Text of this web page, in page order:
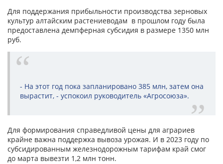
Для поддержания прибыльности производства зерновых
культур алтайским растениеводам в прошлом году была
предоставлена демпферная субсидия в размере 1350 млн
руб.
- На этот год пока запланировано 385 млн, затем она
вырастит, - успокоил руководитель «Агросоюза».
Для формирования справедливой цены для аграриев
крайне важна поддержка вывоза урожая. И в 2023 году по
субсидированным железнодорожным тарифам край смог
до марта вывезти 1,2 млн тонн.